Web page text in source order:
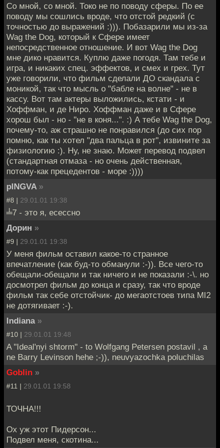
Со мной, со мной. Токо не по поводу сферы. По ее
поводу мы сошлись вроде, что отстой редкий (с
точностью до выражений :))). Побазарили мы из-за
Wag the Dog, который к Сфере имеет
непосредственное отношение. И вот Wag the Dog
мне дико нравится. Куплю даже погодя. Там тебе и
игра, и никаких спец. эффектов, и смех и грех. Тут
уже говорили, что фильм сделали ДО скандала с
моникой, так что мысль о "бабле на волне" - не в
кассу. Вот там актеры выложились, кстати - и
Хоффман, и де Ниро. Хоффман даже и в Сфере
хорош был - но - "не в коня...". :) А тебе Wag the Dog,
почему-то, аж страшно не понравился (до сих пор
помню, как ты хотел "два пальца в рот", извините за
физиологию :). Ну, не знаю. Может перевод подвел
(стандартная отмаза - но очень действенная,
потому-как прецедентов - море :))))
pINGVA »
#8 | 29.01.01 19:38
╧7 - это я, есессно
Дорин »
#9 | 29.01.01 19:38
У меня фильм оставил какое-то странное
впечатление (как буд-то обманули :-)). Все чего-то
обещали-обещали и так ничего и не показали :-\. но
досмотрел фильм до конца и сразу, так что вроде
фильм так себе отстойчик- до мегаотстоев типа MI2
не дотягивает :-).
Indiana »
#10 | 29.01.01 19:48
A "Ideal'nyi shtorm" - to Wolfgang Petersen postavil , a
ne Barry Levinson hehe ;-)), neuvyazochka poluchilas
Goblin »
#11 | 29.01.01 19:58
ТОЧНА!!!
Ох уж этот Пидерсон...
Подвел меня, скотина...